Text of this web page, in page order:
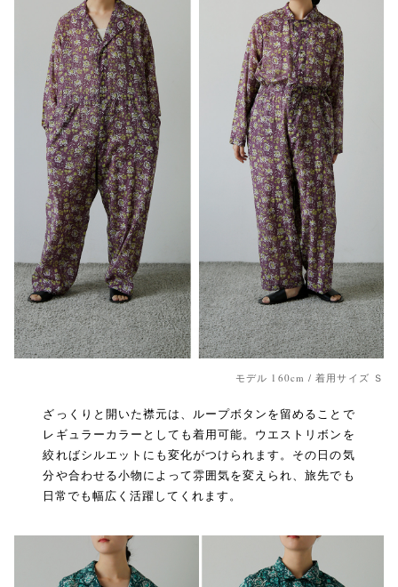
モデル 160cm / 着用サイズ Ｓ
ざっくりと開いた襟元は、ループボタンを留めることで
レギュラーカラーとしても着用可能。ウエストリボンを
絞ればシルエットにも変化がつけられます。その日の気
分や合わせる小物によって雰囲気を変えられ、旅先でも
日常でも幅広く活躍してくれます。